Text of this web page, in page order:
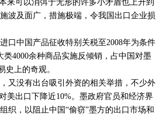
来可以消弭于无形的许多小矛盾也上升到
波及面广，措施极端，令我国出口企业损
中国产品征收特别关税至2008年为条件
4000余种商品实施反倾销，占中国对墨
史上的奇观。
没有出台吸引外资的相关举措，不少外
美出口下降近10%。墨政府官员和经济界
织，以阻止中国“偷窃”墨方的出口市场和